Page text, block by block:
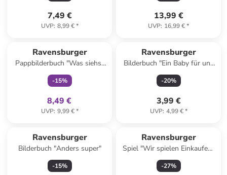
7,49 €
UVP: 8,99 €*
13,99 €
UVP: 16,99 €*
Ravensburger
Pappbilderbuch "Was siehst
du? Klapp auf, klapp zu! Meine
Tiere"
-15%
8,49 €
UVP: 9,99 €*
Ravensburger
Bilderbuch "Ein Baby für uns
alle"
-20%
3,99 €
UVP: 4,99 €*
Ravensburger
Bilderbuch "Anders super"
-15%
Ravensburger
Spiel "Wir spielen Einkaufen"
- ab 4 Jahren
-27%